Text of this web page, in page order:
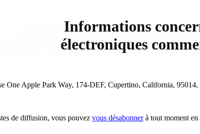
Informations
électroniques
One Apple Park Way, 174-DEF, Cupertino, California,
de diffusion, vous pouvez vous désabonnerà tout moment en